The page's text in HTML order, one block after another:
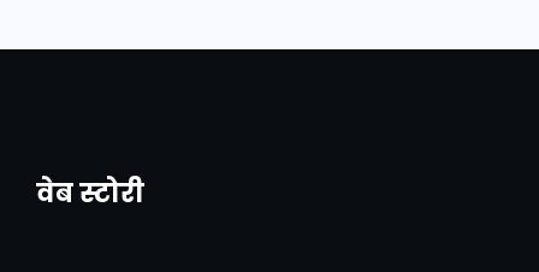
वेब स्टोरी
नया एक्सप्रेसवे: पूर्वांचल का लक, डेवलपमेंट का